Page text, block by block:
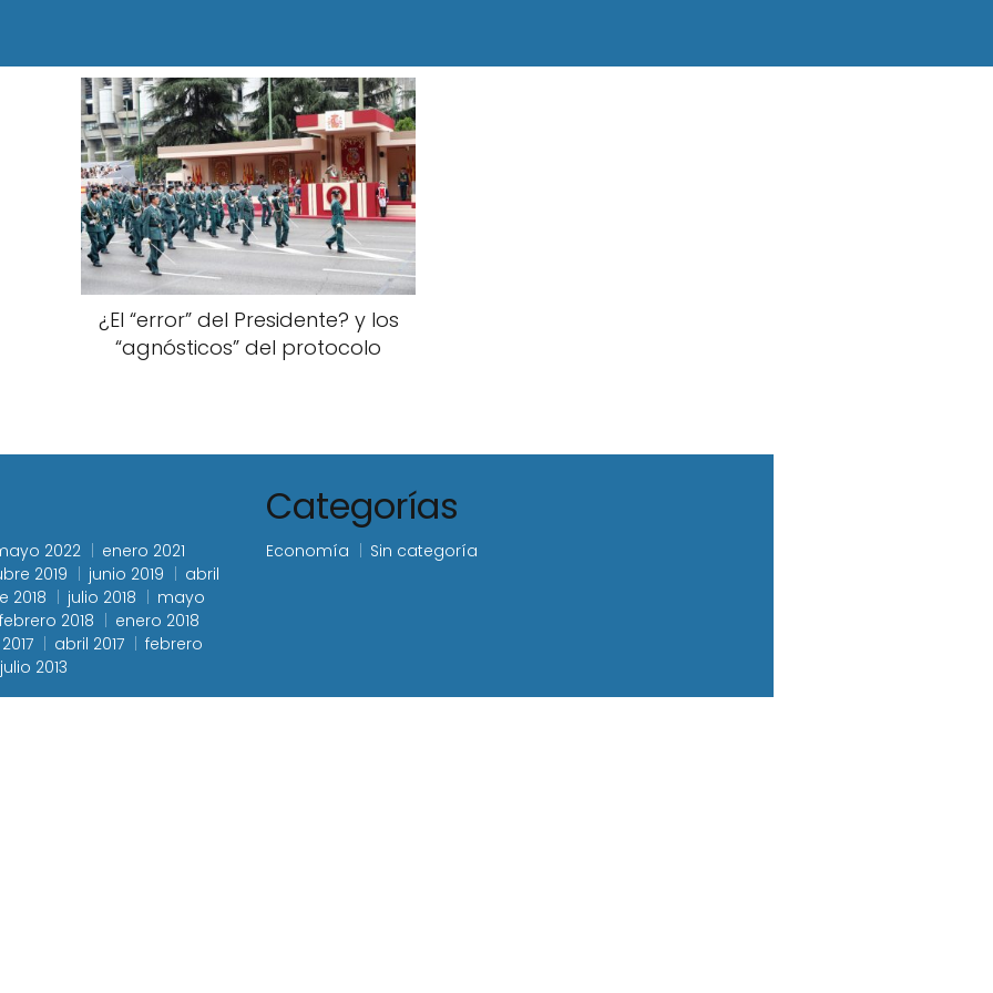
¿El “error” del Presidente? y los
“agnósticos” del protocolo
2022
enero 2021
2019 junio 2019
abril
2018 julio 2018
mayo
febrero 2018
enero 2018
abril 2017
febrero
julio 2013
Categorías
Economía Sin categoría